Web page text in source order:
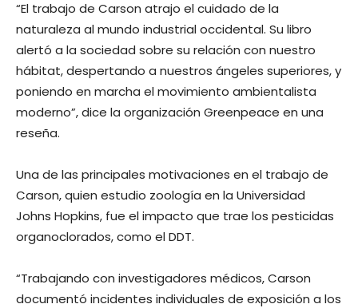
“El trabajo de Carson atrajo el cuidado de la
naturaleza al mundo industrial occidental. Su libro
alertó a la sociedad sobre su relación con nuestro
hábitat, despertando a nuestros ángeles superiores, y
poniendo en marcha el movimiento ambientalista
moderno”, dice la organización Greenpeace en una
reseña.
Una de las principales motivaciones en el trabajo de
Carson, quien estudio zoología en la Universidad
Johns Hopkins, fue el impacto que trae los pesticidas
organoclorados, como el DDT.
“Trabajando con investigadores médicos, Carson
documentó incidentes individuales de exposición a los